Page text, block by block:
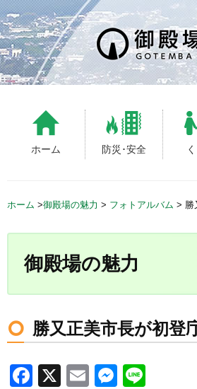
ホーム 防災･安全
ホーム >御殿場の魅力 > フォトアルバム > 勝
御殿場の魅力
勝又正美市長が初登
F
X
E
M